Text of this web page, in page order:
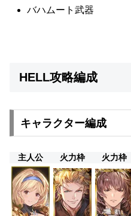
バハムート武器
HELL攻略編成
キャラクター編成
主人公 火力枠 火力枠